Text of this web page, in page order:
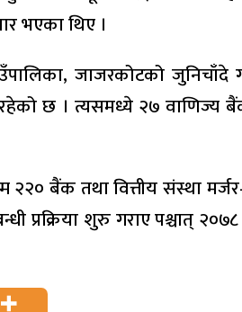
भएका थिए ।
जाजरकोटको जुनिचाँदे
छ । त्यसमध्ये २७ वाणिज्य
तथा वित्तीय संस्था
प्रक्रिया शुरु गराए